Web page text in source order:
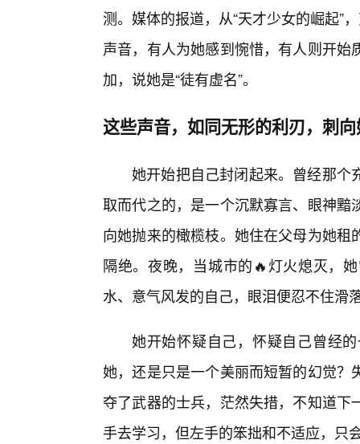
测。媒体的报道，从“天才少女的崛起”
声音，有人为她感到惋惜，有人则开
加，说她是“徒有虚名”。
这些声音，如同无形的利刃，刺
她开始把自己封闭起来。曾经那个
取而代之的，是一个沉默寡言、眼神
向她抛来的橄榄枝。她住在父母为她
隔绝。夜晚，当城市的🔥灯火熄灭，
水、意气风发的自己，眼泪便忍不住滑
她开始怀疑自己，怀疑自己曾经
她，还是只是一个美丽而短暂的幻觉
夺了武器的士兵，茫然失措，不知道
手去学习，但左手的笨拙和不适应，只